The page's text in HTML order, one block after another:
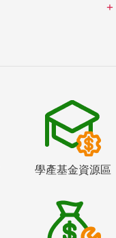
學產基金資源區